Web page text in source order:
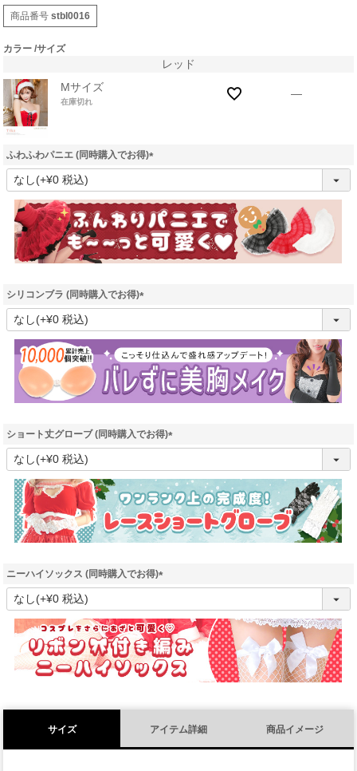
商品番号 stbl0016
カラー サイズ
レッド
Mサイズ
在庫切れ
—
ふわふわパニエ (同時購入でお得)
(
須
)
シリコンブラ (同時購入でお得)
(
須
)
ショート丈グローブ (同時購入でお得)
(
須
)
ニーハイソックス (同時購入でお得)
(
須
)
サイズ アイテム詳細 商品イメージ